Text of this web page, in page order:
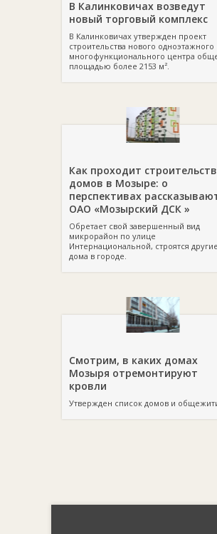
В Калинковичах возведут
новый торговый комплекс
В Калинковичах утвержден проект
строительства нового одноэтажного
многофункционального центра
площадью более 2153 м².
Как проходит
домов в Мозыре: о
перспективах
ОАО «Мозырский ДСК »
Обретает свой завершенный вид
микрорайон по улице
Интернациональной, строятся другие
дома в городе.
Смотрим, в каких домах
Мозыря отремонтируют
кровли
Утвержден список домов и